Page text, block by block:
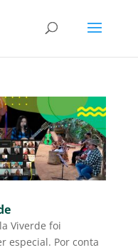
Viverde foi
especial. Por conta